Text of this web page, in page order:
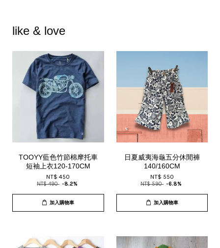
like & love
TOOYY藍色竹節棉摩托車
短袖上衣120-170CM
NT$ 450
NT$ 490 -8.2%
加入購物車
日夏威夷海龜五分休閒褲
140/160CM
NT$ 550
NT$ 590 -6.8%
加入購物車